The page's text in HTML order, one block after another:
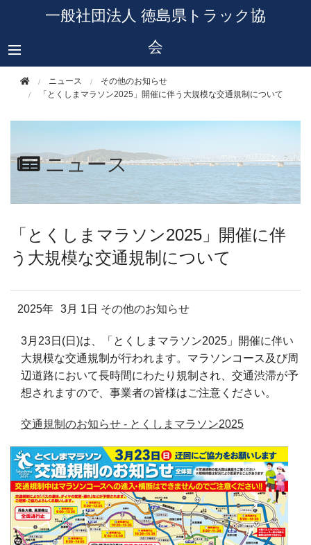
一般社団法人 徳島県トラック協
会
ニュース
その他のお知らせ
「とくしまマラソン2025」開催に伴う大規模な交通規制について
ニュース
「とくしまマラソン2025」開催に伴
う大規模な交通規制について
2025年 3月 1日 その他のお知らせ
3月23日(日)は、「とくしまマラソン2025」開催に伴い
大規模な交通規制が行われます。マラソンコース及び周
辺道路において長時間にわたり規制され、交通渋滞が予
想されますので、事業者の皆様はご注意ください。
交通規制のお知らせ - とくしまマラソン2025